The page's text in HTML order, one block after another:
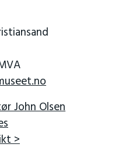
John Olsen
>